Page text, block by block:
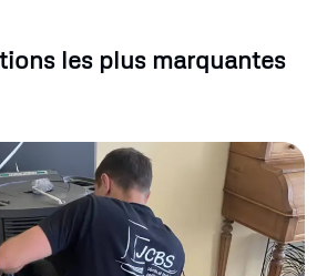
les plus marquantes